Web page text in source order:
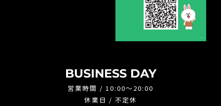
BUSINESS DAY
営業時間 / 10:00～20:00
休業日 / 不定休